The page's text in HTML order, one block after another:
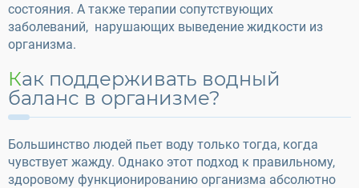
состояния. А также терапии сопутствующих
заболеваний, нарушающих выведение жидкости из
организма.
Как поддерживать водный
баланс в организме?
Большинство людей пьет воду только тогда, когда
чувствует жажду. Однако этот подход к правильному,
здоровому функционированию организма абсолютно